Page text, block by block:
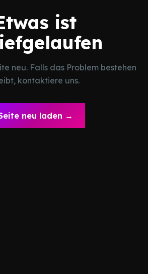
ist
neu. Falls das Problem bestehen
kontaktiere uns.
neu laden →